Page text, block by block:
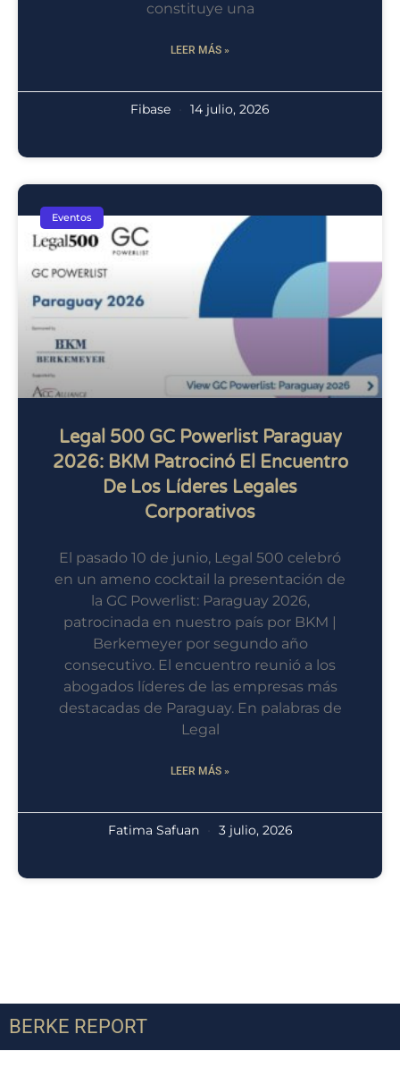
constituye una
LEER MÁS »
Fibase 14 julio, 2026
Eventos
Legal 500 GC Powerlist Paraguay
2026: BKM Patrocinó El Encuentro
De Los Líderes Legales
Corporativos
El pasado 10 de junio, Legal 500 celebró
en un ameno cocktail la presentación de
la GC Powerlist: Paraguay 2026,
patrocinada en nuestro país por BKM |
Berkemeyer por segundo año
consecutivo. El encuentro reunió a los
abogados líderes de las empresas más
destacadas de Paraguay. En palabras de
Legal
LEER MÁS »
Fatima Safuan 3 julio, 2026
BERKE REPORT